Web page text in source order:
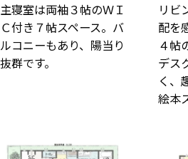
主寝室は両袖３帖のＷＩ
Ｃ付き７帖スペース。バ
ルコニーもあり、陽当り
抜群です。
リビ
配を
４帖
デス
く、
絵本